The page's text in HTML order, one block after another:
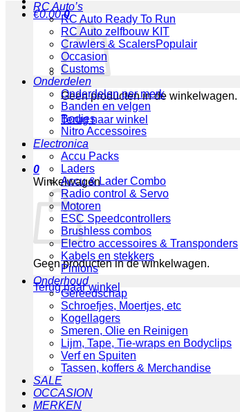
€0.00 0
Geen producten in de winkelwagen.
Terug naar winkel
0
Winkelwagen
Geen producten in de winkelwagen.
Terug naar winkel
RC Auto’s
RC Auto Ready To Run
RC Auto zelfbouw KIT
Crawlers & Scalers
Occasion
Customs
Onderdelen
Onderdelen per merk
Banden en velgen
Bodies
Nitro Accessoires
Electronica
Accu Packs
Laders
Accu & Lader Combo
Radio control & Servo
Motoren
ESC Speedcontrollers
Brushless combos
Electro accessoires & Transponders
Kabels en stekkers
Pinions
Onderhoud
Gereedschap
Schroefjes, Moertjes, etc
Kogellagers
Smeren, Olie en Reinigen
Lijm, Tape, Tie-wraps en Bodyclips
Verf en Spuiten
Tassen, koffers & Merchandise
SALE
OCCASION
MERKEN